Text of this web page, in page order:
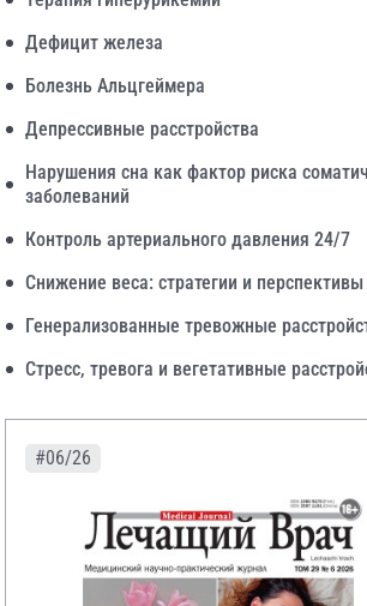
Дефицит железа
Болезнь Альцгеймера
Депрессивные расстройства
Нарушения сна как фактор риска
заболеваний
Контроль артериального давления 24/7
Снижение веса: стратегии и перспективы
Генерализованные тревожные
Стресс, тревога и вегетативные
#06/26